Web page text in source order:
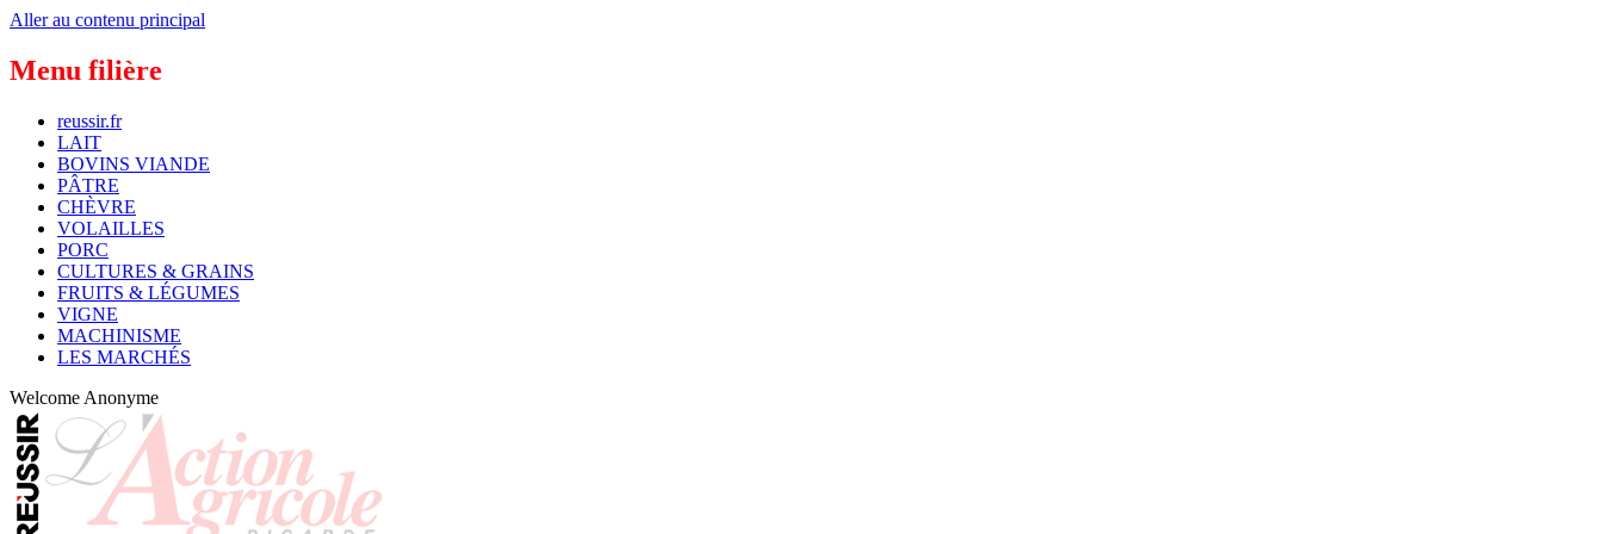
Aller au contenu principal
Menu filière
reussir.fr
LAIT
BOVINS VIANDE
PÂTRE
CHÈVRE
VOLAILLES
PORC
CULTURES & GRAINS
FRUITS & LÉGUMES
VIGNE
MACHINISME
LES MARCHÉS
Welcome Anonyme